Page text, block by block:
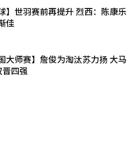
】世羽赛前再提升 烈西：陈康乐
佳
大师赛】詹俊为淘汰苏力扬 大马
四强